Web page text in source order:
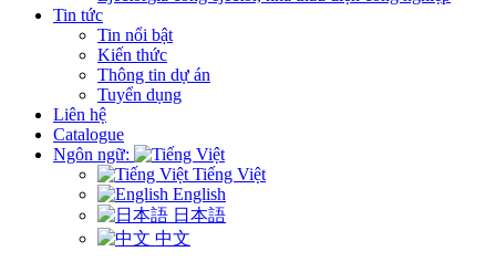
Tin tức
Tin nổi bật
Kiến thức
Thông tin dự án
Tuyển dụng
Liên hệ
Catalogue
Ngôn ngữ:
Tiếng Việt
English
日本語
中文